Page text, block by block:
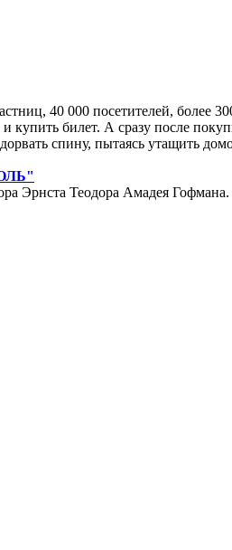
40 000 посетителей, более
билет. А сразу после
спину, пытаясь утащить
Теодора Амадея Гофмана.